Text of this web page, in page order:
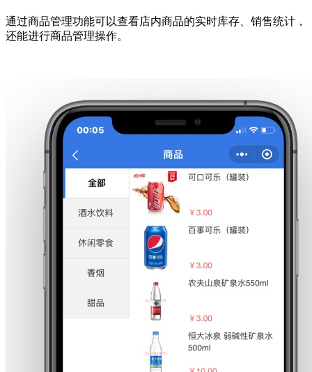
通过商品管理功能可以查看店内商品的实时库存、销售统计，
还能进行商品管理操作。